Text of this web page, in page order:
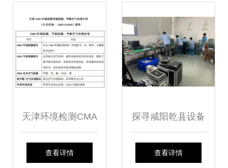
天津环境检测CMA
资质第三方检测机
查看详情
探寻咸阳乾县设备
检测服务 世通仪器
查看详情